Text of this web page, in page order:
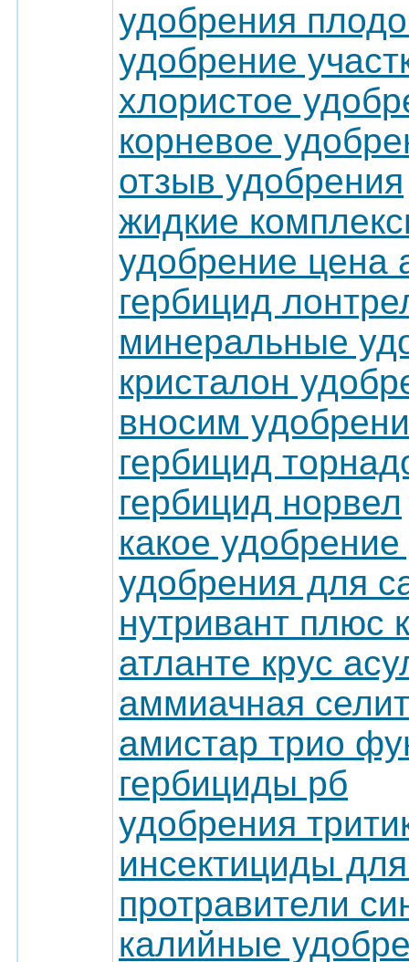
удобрения
удобрение
хлористое
корневое
отзыв удобрения
жидкие
удобрение
гербицид
минеральные
кристалон
вносим
гербицид
гербицид норвел
какое
удобрения для
нутривант плюс
атланте крус
аммиачная
амистар трио
гербициды рб
удобрения
инсектициды
протравители
калийные